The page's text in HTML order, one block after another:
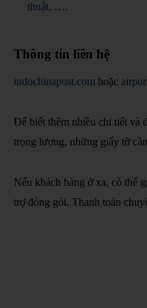
thuật, ….
Thông tin liên hệ
indochinapost.com hoặc
Để biết thêm nhiều chi tiết và
trọng lượng, những giấy tờ
Nếu khách hàng ở xa, có thể
trợ đóng gói. Thanh toán